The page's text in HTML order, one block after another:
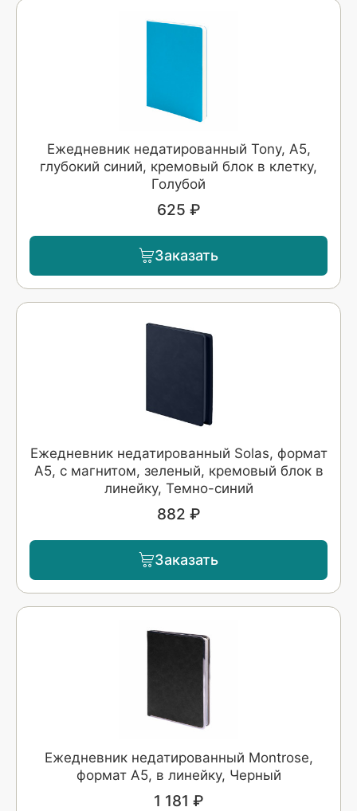
Ежедневник недатированный Tony, А5,
глубокий синий, кремовый блок в клетку,
Голубой
625 ₽
Заказать
Ежедневник недатированный Solas, формат
А5, с магнитом, зеленый, кремовый блок в
линейку, Темно-синий
882 ₽
Заказать
Ежедневник недатированный Montrose,
формат А5, в линейку, Черный
1 181 ₽